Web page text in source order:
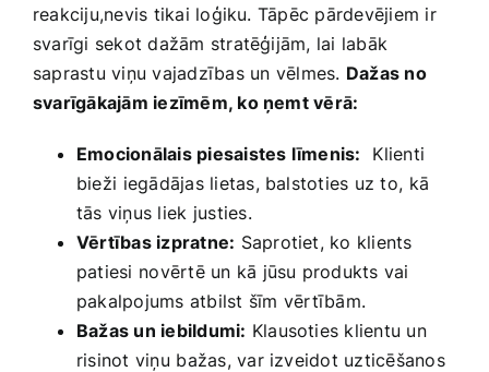
reakciju,nevis tikai ​loģiku. Tāpēc pārdevējiem ir
svarīgi sekot ​dažām stratēģijām, lai labāk
saprastu viņu vajadzības​ un ⁤vēlmes. Dažas no
svarīgākajām iezīmēm, ko ņemt vērā:
Emocionālais piesaistes līmenis: ⁤ Klienti
bieži ⁢iegādājas lietas, balstoties uz to, ⁢kā
tās viņus liek⁣ justies.
Vērtības izpratne: Saprotiet, ko klients
patiesi ⁣novērtē un kā jūsu‌ produkts vai
pakalpojums atbilst šīm⁤ vērtībām.
Bažas un iebildumi: Klausoties klientu un
risinot viņu ⁤bažas, var ​izveidot‍ uzticēšanos